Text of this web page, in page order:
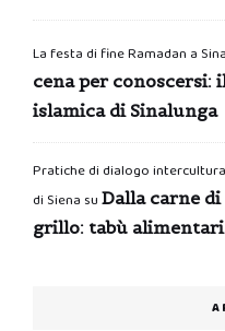
La festa di fine Ramadan a
cena per conoscersi:
islamica di Sinalunga
Pratiche di dialogo
di Siena su Dalla carne
grillo: tabù